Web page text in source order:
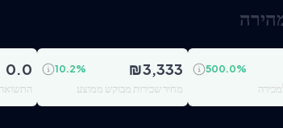
500.0%
₪3,333
10.2%
מחיר שכירות מבוקש ממוצע
0.0